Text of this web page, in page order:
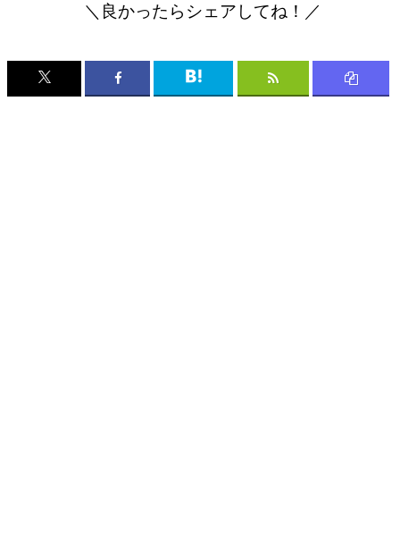
＼良かったらシェアしてね！／